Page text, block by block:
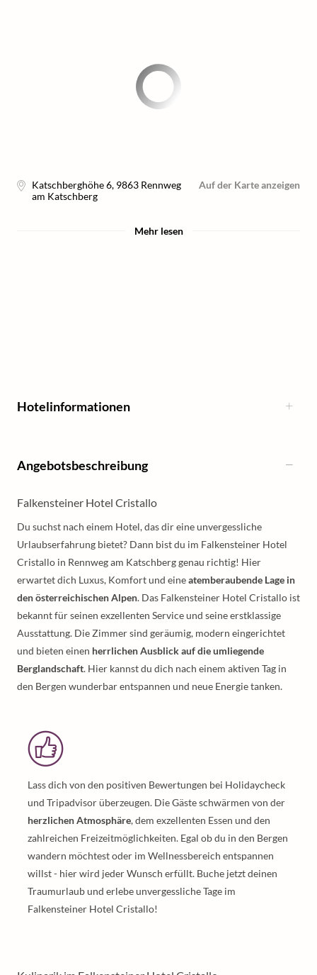
Katschberghöhe 6, 9863 Rennweg
am Katschberg
Auf der Karte anzeigen
Mehr lesen
Hotelinformationen
Angebotsbeschreibung
Falkensteiner Hotel Cristallo
Du suchst nach einem Hotel, das dir eine unvergessliche
Urlaubserfahrung bietet? Dann bist du im Falkensteiner Hotel
Cristallo in Rennweg am Katschberg genau richtig! Hier
erwartet dich Luxus, Komfort und eineatemberaubende Lage in
den österreichischen Alpen. Das Falkensteiner Hotel Cristallo ist
bekannt für seinen exzellenten Service und seine erstklassige
Ausstattung. Die Zimmer sind geräumig, modern eingerichtet
und bieten einen herrlichen Ausblick auf die umliegende
Berglandschaft. Hier kannst du dich nach einem aktiven Tag in
den Bergen wunderbar entspannen und neue Energie tanken.
Lass dich von den positiven Bewertungen bei Holidaycheck
und Tripadvisor überzeugen. Die Gäste schwärmen von der
herzlichen Atmosphäre, dem exzellenten Essen und den
zahlreichen Freizeitmöglichkeiten. Egal ob du in den Bergen
wandern möchtest oder im Wellnessbereich entspannen
willst - hier wird jeder Wunsch erfüllt. Buche jetzt deinen
Traumurlaub und erlebe unvergessliche Tage im
Falkensteiner Hotel Cristallo!